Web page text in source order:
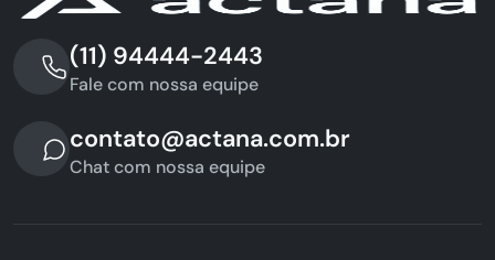
(11) 94444-2443
Fale com nossa equipe
contato@actana.com.br
Chat com nossa equipe